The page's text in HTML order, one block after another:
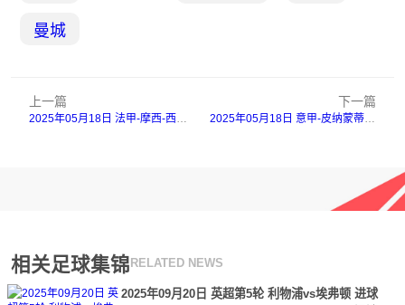
曼城
上一篇
2025年05月18日 法甲-摩西-西芒传射阿布林破门 南特3-0完胜蒙彼利埃
下一篇
2025年05月18日 意甲-皮纳蒙蒂双响难救主雷特吉破门 亚特兰大客场3-2绝杀热那亚
相关足球集锦 RELATED NEWS
2025年09月20日 英超第5轮 利物浦vs埃弗顿 进球